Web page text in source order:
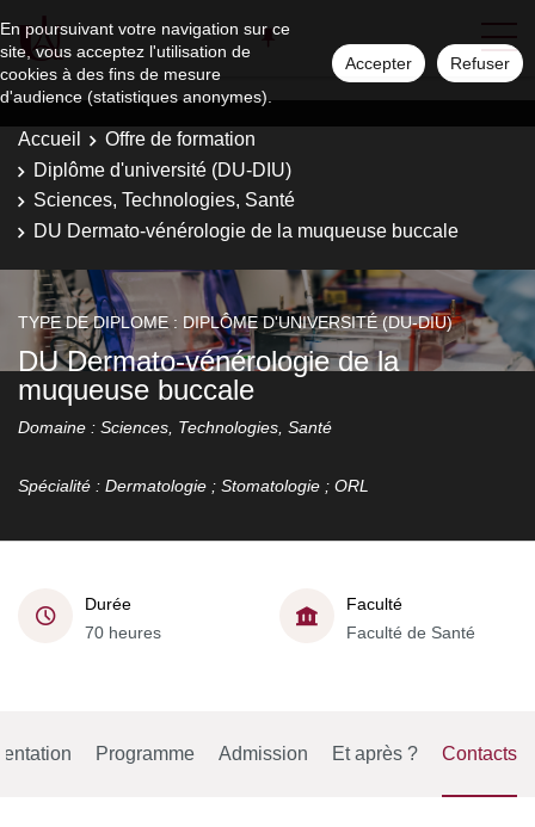
En poursuivant votre navigation sur ce
site, vous acceptez l'utilisation de
cookies à des fins de mesure
d'audience (statistiques anonymes).
Accepter Refuser
Accueil
Offre de formation
Diplôme d'université (DU-DIU)
Sciences, Technologies, Santé
DU Dermato-vénérologie de la muqueuse buccale
TYPE DE DIPLOME : DIPLÔME D'UNIVERSITÉ (DU-DIU)
DU Dermato-vénérologie de la
muqueuse buccale
Domaine : Sciences, Technologies, Santé
Spécialité : Dermatologie ; Stomatologie ; ORL
Durée
70 heures
Faculté
Faculté de Santé
Programme Admission Et après ? Contacts